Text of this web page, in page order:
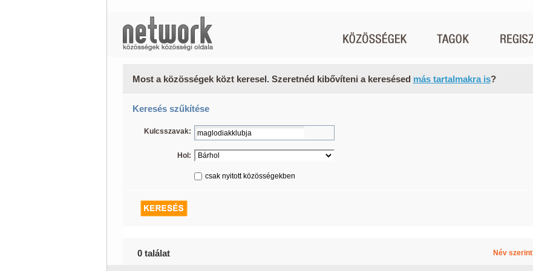
Most a közösségek közt keresel. Szeretnéd kibővíteni a keresésed más tartalmakra is?
Keresés szűkítése
Kulcsszavak:
Hol:
csak nyitott közösségekben
0 találat Név szerint